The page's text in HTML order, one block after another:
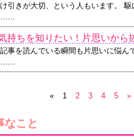
引きが大切、という人もいます。
……
持ちを知りたい！片思いから
事を読んでいる瞬間も片思いに悩ん
……
« 1 2 3 4 5 »
なこと